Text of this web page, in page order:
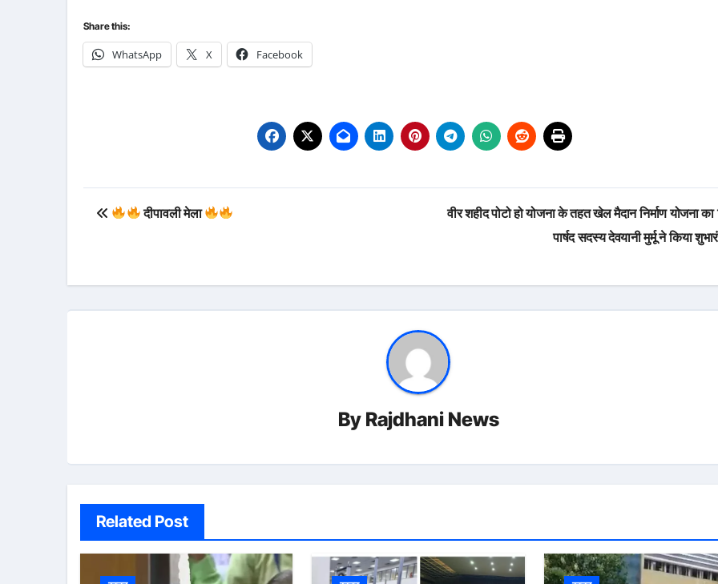
Share this:
WhatsApp X Facebook
Post दीपावली मेला
वीर शहीद पोटो हो योजना के तहत खेल मैदान निर्माण योजना का
पार्षद सदस्य देवयानी मुर्मू ने किया
By Rajdhani News
Related Post